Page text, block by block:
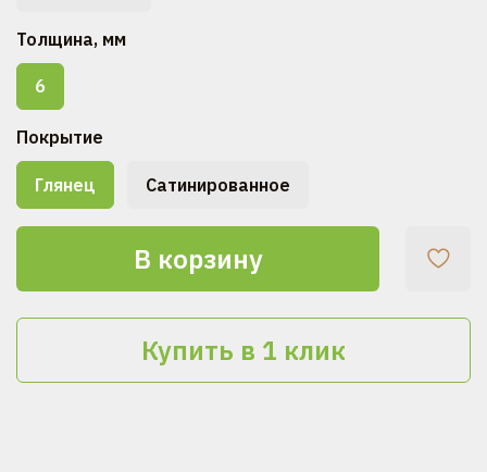
В корзину
Купить в 1 клик
Толщина, мм
6
Покрытие
Глянец Сатинированное